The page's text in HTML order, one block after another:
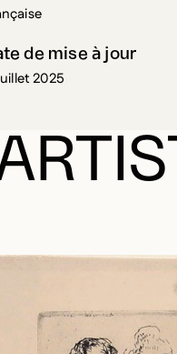
de mise à jour
2025